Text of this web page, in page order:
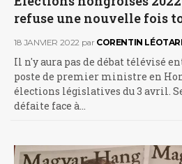
refuse une nouvelle fois
18 JANVIER 2022 par CORENTIN
Il n'y aura pas de débat télévisé
poste de premier ministre en
élections législatives du 3 avril.
défaite face à…